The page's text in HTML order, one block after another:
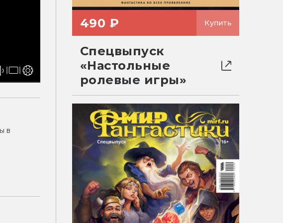
в
490 ₽ Купить
Спецвыпуск
«Настольные
ролевые игры»